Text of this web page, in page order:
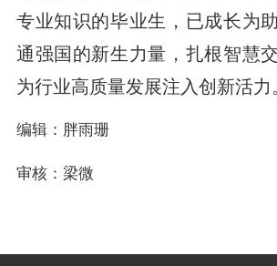
专业知识的毕业生，已成长为
通强国的新生力量，扎根智慧
为行业高质量发展注入创新活力
编辑：胖雨珊
审核：梁微